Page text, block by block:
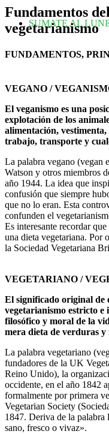
SUMATE AL
Fundamentos
vegetarianismo
FUNDAMENTOS,
VEGANO /
El veganismo es una
explotación de los
alimentación,
trabajo, transporte y
La palabra vegano (vegan
Watson y otros miembros
año 1944. La idea que
confusión que siempre
que no lo eran. Esta
confunden el
Es interesante recordar
una dieta vegetariana. Por
la Sociedad Vegetariana
VEGETARIANO /
El significado original de
vegetarianismo estricto
filosófico y moral de la
mera dieta de verduras y
La palabra vegetariano
fundadores de la UK
Reino Unido), la
occidente, en el año 1842
formalmente por primera
Vegetarian Society
1847. Deriva de la palabra
sano, fresco o vivaz».